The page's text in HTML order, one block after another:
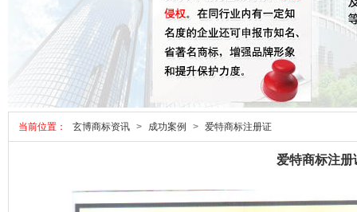
当前位置： 玄博商标资讯 > 成功案例 > 爱特商标注册证
爱特商标注册